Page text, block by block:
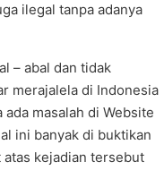
ilegal tanpa adanya
– abal dan tidak
merajalela di Indonesia
masalah di Website
ini banyak di buktikan
kejadian tersebut